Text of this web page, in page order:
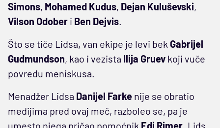
Simons, Mohamed Kudus, Dejan Kuluševski,
Vilson Odober i Ben Dejvis.
Što se tiče Lidsa, van ekipe je levi bek Gabrijel
Gudmundson, kao i vezista Ilija Gruev koji vuče
povredu meniskusa.
Menadžer Lidsa Danijel Farke nije se obratio
medijima pred ovaj meč, razboleo se, pa je